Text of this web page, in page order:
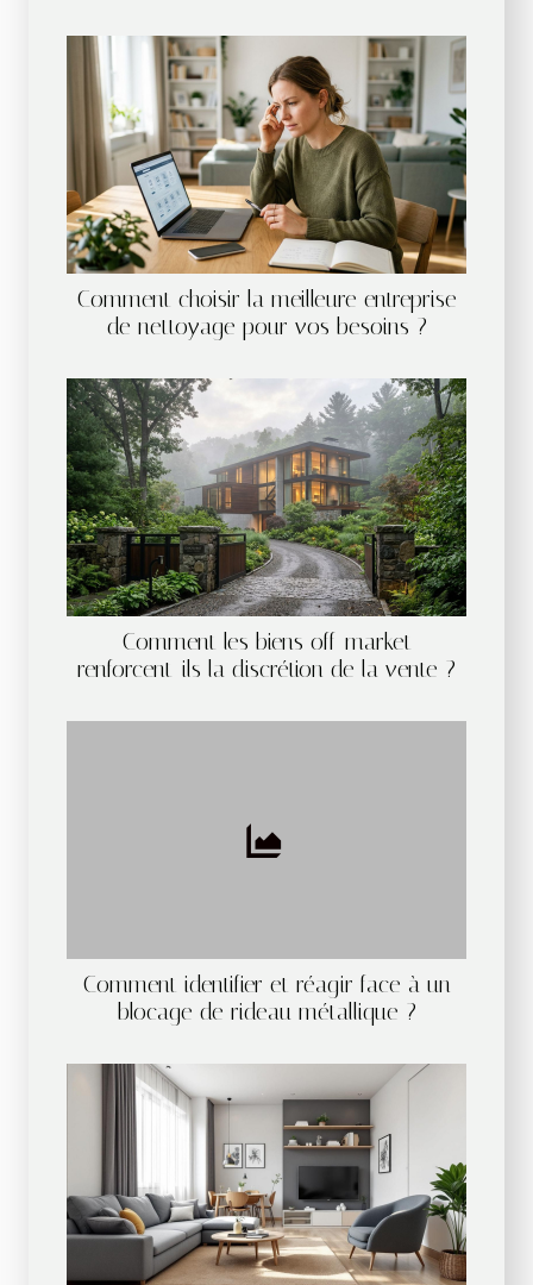
Comment choisir la meilleure entreprise
de nettoyage pour vos besoins ?
Comment les biens off-market
renforcent-ils la discrétion de la vente ?
Comment identifier et réagir face à un
blocage de rideau métallique ?